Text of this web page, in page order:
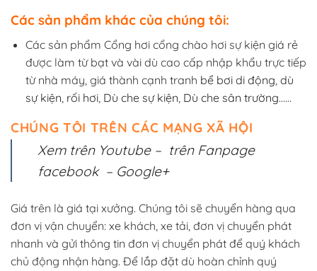
Các sản phẩm khác của chúng tôi:
Các sản phẩm Cổng hơi cổng chào hơi sự kiện giá rẻ
được làm từ bạt và vài dù cao cấp nhập khẩu trực tiếp
từ nhà máy, giá thành cạnh tranh bể bơi di động dù
sự kiện rối hơi, Dù che sự kiện Dù che sân trường……
CHÚNG TÔI TRÊN CÁC MẠNG XÃ HỘI
Xem trên Youtube– trên Fanpage
facebook – Google+
Giá trên là giá tại xưởng. Chúng tôi sẽ chuyển hàng qua
đơn vị vận chuyển: xe khách, xe tải, đơn vị chuyển phát
nhanh và gửi thông tin đơn vị chuyển phát để quý khách
chủ động nhận hàng. Để lắp đặt dù hoàn chỉnh quý